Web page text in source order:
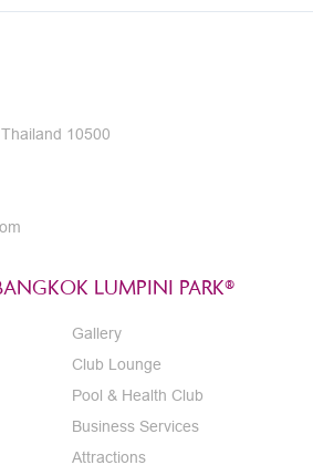
10500
LUMPINI PARK®
Gallery
Club Lounge
Pool & Health Club
Business Services
Attractions